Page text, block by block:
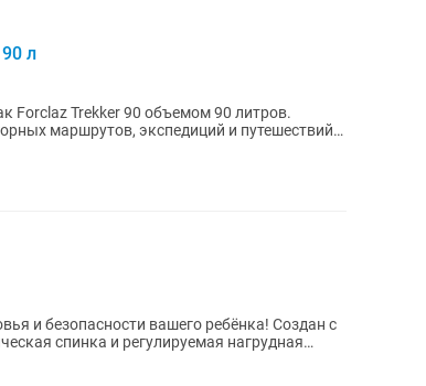
л
Forclaz Trekker 90 объемом 90 литров.
маршрутов, экспедиций и путешествий.
вашего ребёнка! Создан с